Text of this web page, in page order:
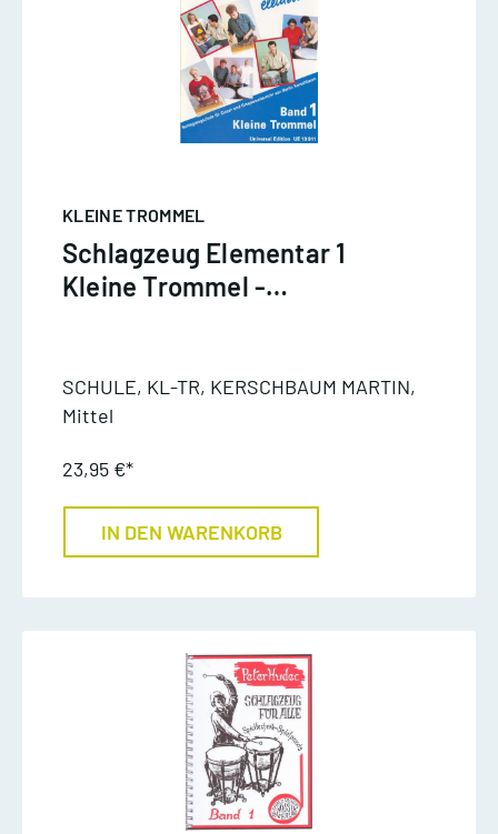
KLEINE TROMMEL
Schlagzeug Elementar 1
Kleine Trommel -
SCHULE, KL-TR, KERSCHBAUM MARTIN,
Mittel
23,95 €*
IN DEN WARENKORB